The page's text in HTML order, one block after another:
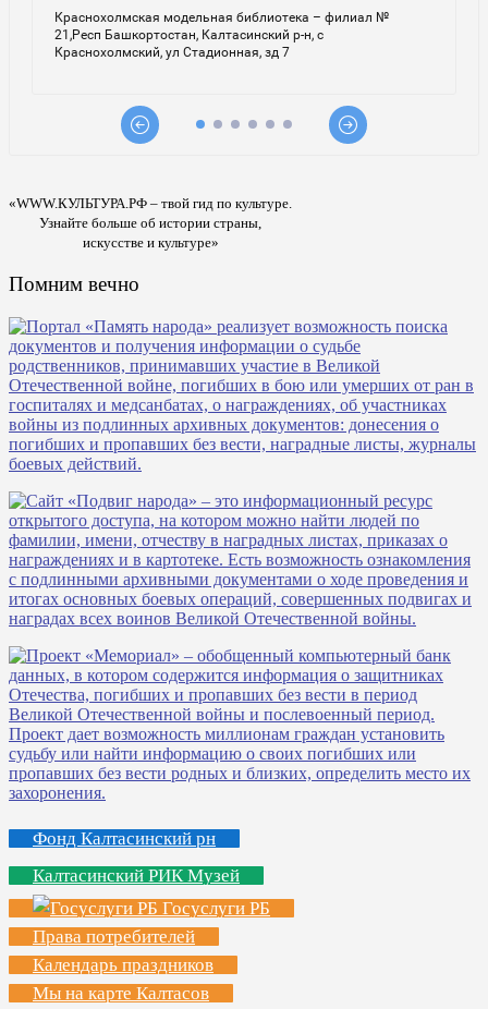
«WWW.КУЛЬТУРА.РФ – твой гид по культуре.
Узнайте больше об истории страны,
искусстве и культуре»
Помним вечно
Фонд Калтасинский рн
Калтасинский РИК Музей
Госуслуги РБ
Права потребителей
Календарь праздников
Мы на карте Калтасов